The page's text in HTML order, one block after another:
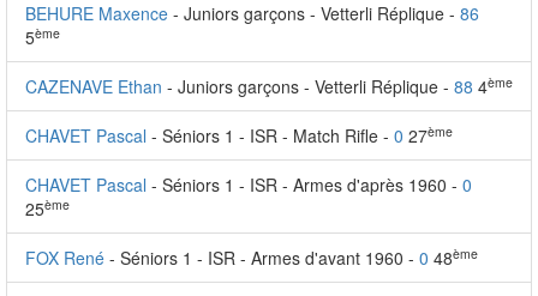
BEHURE Maxence - Juniors garçons - Vetterli Réplique - 86
5ème
CAZENAVE Ethan - Juniors garçons - Vetterli Réplique - 88 4ème
CHAVET Pascal - Séniors 1 - ISR - Match Rifle - 0 27ème
CHAVET Pascal - Séniors 1 - ISR - Armes d'après 1960 - 0
25ème
FOX René - Séniors 1 - ISR - Armes d'avant 1960 - 0 48ème